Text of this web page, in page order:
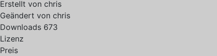
Erstellt von chris
Geändert von chris
Downloads 673
Lizenz
Preis